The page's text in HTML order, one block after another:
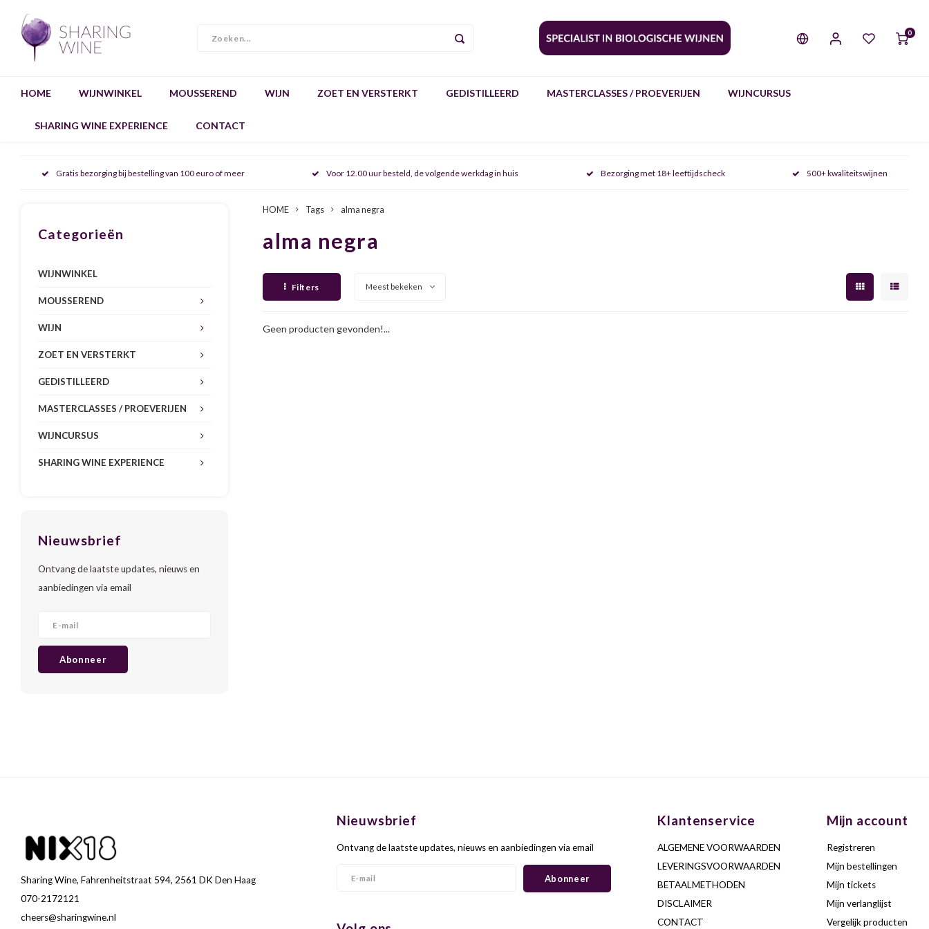
0
HOME WIJNWINKEL MOUSSEREND WIJN ZOET EN VERSTERKT GEDISTILLEERD MASTERCLASSES / PROEVERIJEN WIJNCURSUS
SHARING WINE EXPERIENCE CONTACT
Gratis bezorging bij bestelling van 100 euro of meer Voor 12.00 uur besteld, de volgende werkdag in huis Bezorging met 18+ leeftijdscheck 500+ kwaliteitswijnen
Categorieën
WIJNWINKEL
MOUSSEREND
WIJN
ZOET EN VERSTERKT
GEDISTILLEERD
MASTERCLASSES / PROEVERIJEN
WIJNCURSUS
SHARING WINE EXPERIENCE
Nieuwsbrief
Ontvang de laatste updates, nieuws en
aanbiedingen via email
Abonneer
HOME Tags alma negra
alma negra
Filters Meest bekeken
Geen producten gevonden!...
Sharing Wine, Fahrenheitstraat 594, 2561 DK Den Haag
070-2172121
cheers@sharingwine.nl
Nieuwsbrief
Ontvang de laatste updates, nieuws en aanbiedingen via email
Abonneer
Klantenservice
ALGEMENE VOORWAARDEN
LEVERINGSVOORWAARDEN
BETAALMETHODEN
DISCLAIMER
CONTACT
Mijn account
Registreren
Mijn bestellingen
Mijn tickets
Mijn verlanglijst
Vergelijk producten